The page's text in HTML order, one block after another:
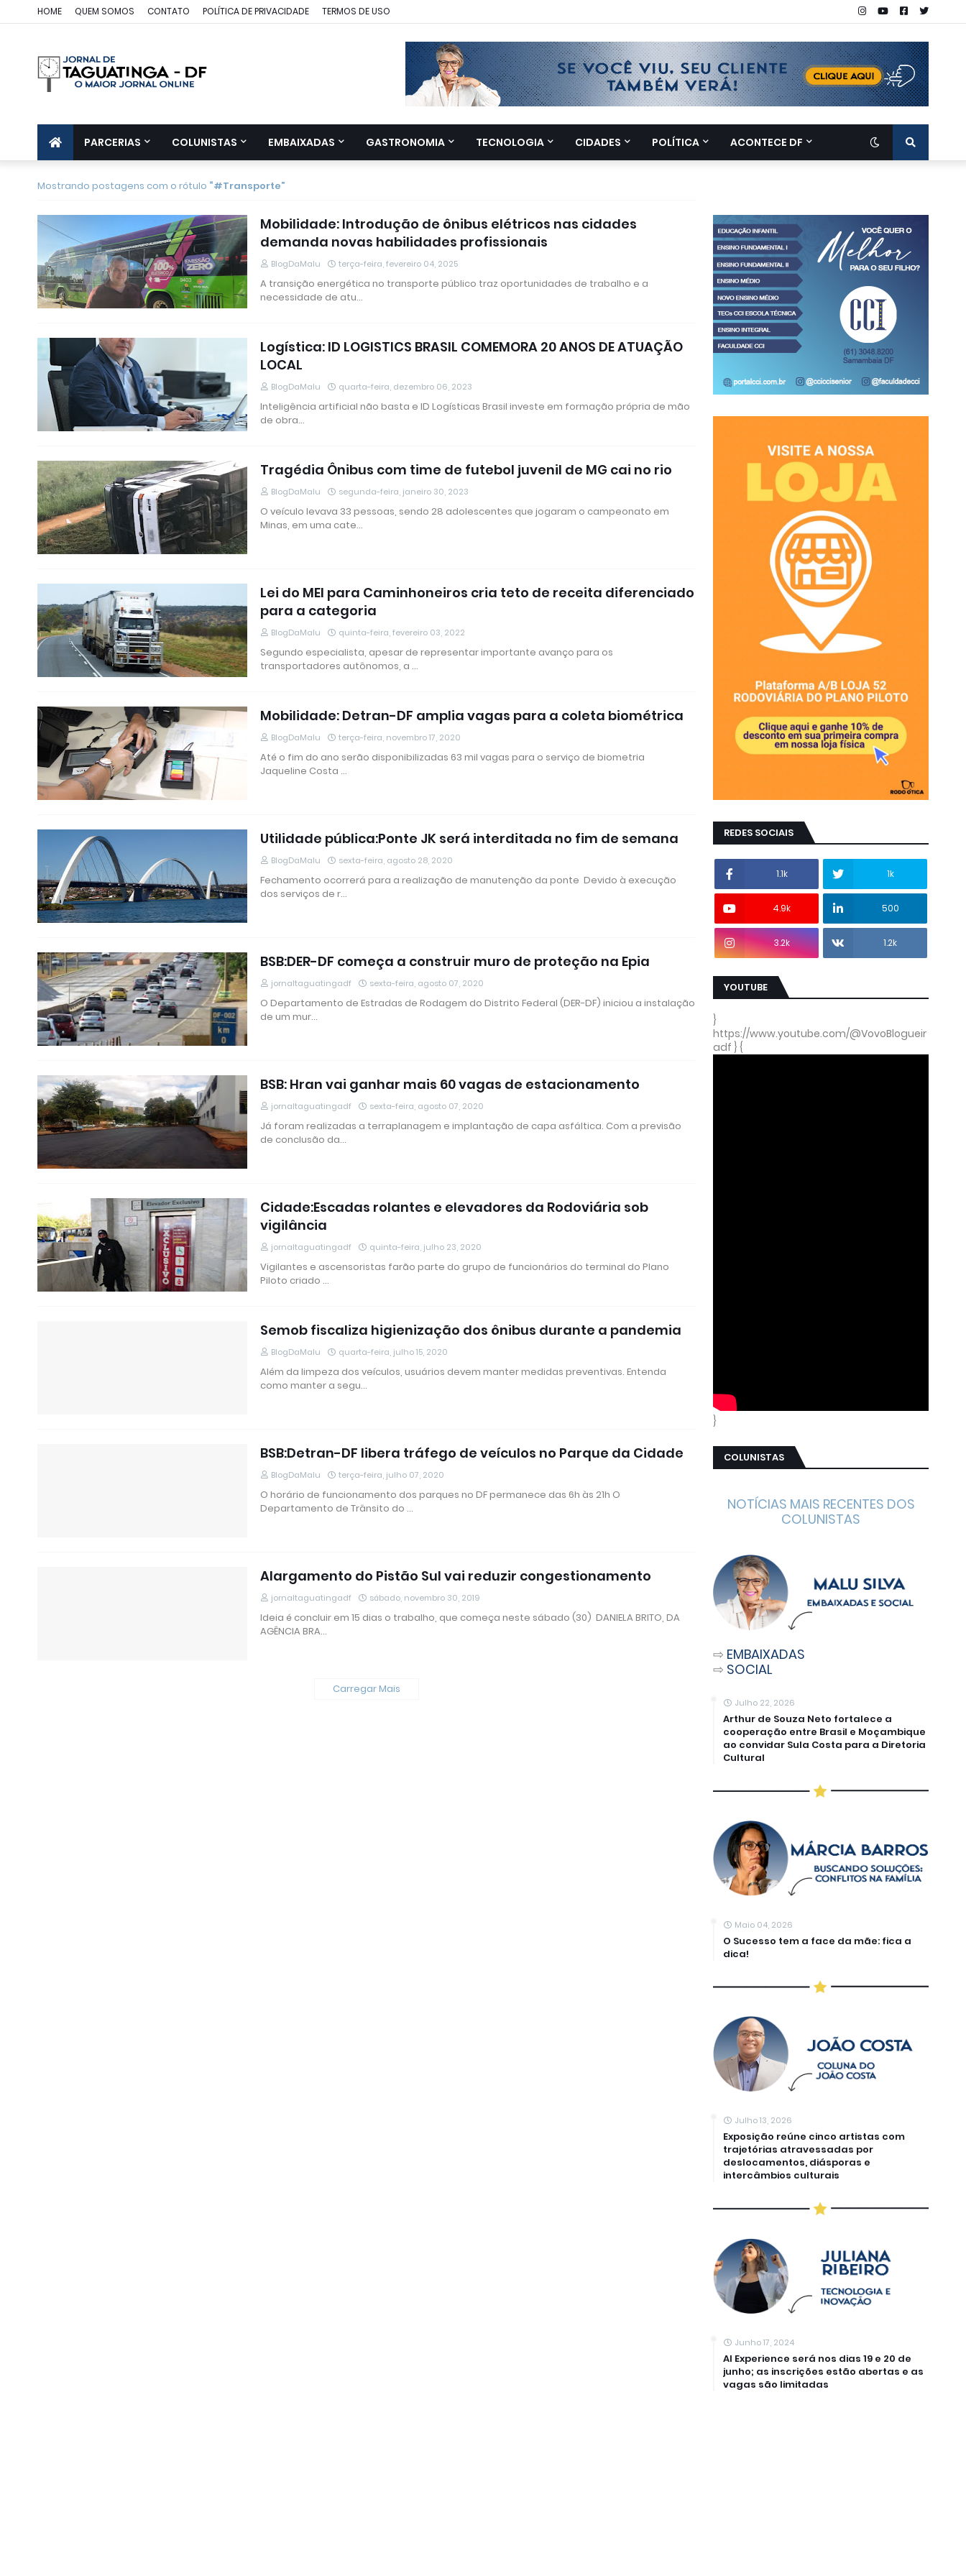
HOME QUEM SOMOS CONTATO POLÍTICA DE PRIVACIDADE TERMOS DE USO
PARCERIAS COLUNISTAS EMBAIXADAS GASTRONOMIA TECNOLOGIA CIDADES POLÍTICA ACONTECE DF
Mostrando postagens com o rótulo #Transporte
Mobilidade: Introdução de ônibus elétricos nas cidades
demanda novas habilidades profissionais
BlogDaMalu terça-feira, fevereiro 04, 2025
A transição energética no transporte público traz oportunidades de trabalho e a
necessidade de atu…
Logística: ID LOGISTICS BRASIL COMEMORA 20 ANOS DE ATUAÇÃO
LOCAL
BlogDaMalu quarta-feira, dezembro 06, 2023
Inteligência artificial não basta e ID Logísticas Brasil investe em formação própria de mão
de obra…
Tragédia Ônibus com time de futebol juvenil de MG cai no rio
BlogDaMalu segunda-feira, janeiro 30, 2023
O veículo levava 33 pessoas, sendo 28 adolescentes que jogaram o campeonato em
Minas, em uma cate…
Lei do MEI para Caminhoneiros cria teto de receita diferenciado
para a categoria
BlogDaMalu quinta-feira, fevereiro 03, 2022
Segundo especialista, apesar de representar importante avanço para os
transportadores autônomos, a …
Mobilidade: Detran-DF amplia vagas para a coleta biométrica
BlogDaMalu terça-feira, novembro 17, 2020
Até o fim do ano serão disponibilizadas 63 mil vagas para o serviço de biometria
Jaqueline Costa …
Utilidade pública:Ponte JK será interditada no fim de semana
BlogDaMalu sexta-feira, agosto 28, 2020
Fechamento ocorrerá para a realização de manutenção da ponte Devido à execução
dos serviços de r…
BSB:DER-DF começa a construir muro de proteção na Epia
jornaltaguatingadf sexta-feira, agosto 07, 2020
O Departamento de Estradas de Rodagem do Distrito Federal (DER-DF) iniciou a instalação
de um mur…
BSB: Hran vai ganhar mais 60 vagas de estacionamento
jornaltaguatingadf sexta-feira, agosto 07, 2020
Já foram realizadas a terraplanagem e implantação de capa asfáltica. Com a previsão
de conclusão da…
Cidade:Escadas rolantes e elevadores da Rodoviária sob
vigilância
jornaltaguatingadf quinta-feira, julho 23, 2020
Vigilantes e ascensoristas farão parte do grupo de funcionários do terminal do Plano
Piloto criado …
Semob fiscaliza higienização dos ônibus durante a pandemia
BlogDaMalu quarta-feira, julho 15, 2020
Além da limpeza dos veículos, usuários devem manter medidas preventivas. Entenda
como manter a segu…
BSB:Detran-DF libera tráfego de veículos no Parque da Cidade
BlogDaMalu terça-feira, julho 07, 2020
O horário de funcionamento dos parques no DF permanece das 6h às 21h O
Departamento de Trânsito do …
Alargamento do Pistão Sul vai reduzir congestionamento
jornaltaguatingadf sábado, novembro 30, 2019
Ideia é concluir em 15 dias o trabalho, que começa neste sábado (30) DANIELA BRITO, DA
AGÊNCIA BRA…
Carregar Mais
REDES SOCIAIS
1.1k 1k
4.9k 500
3.2k 1.2k
YOUTUBE
}
https://www.youtube.com/@VovoBlogueir
adf } {
}
COLUNISTAS
NOTÍCIAS MAIS RECENTES DOS
COLUNISTAS
⇨ EMBAIXADAS
⇨ SOCIAL
Julho 22, 2026
Arthur de Souza Neto fortalece a
cooperação entre Brasil e Moçambique
ao convidar Sula Costa para a Diretoria
Cultural
Maio 04, 2026
O Sucesso tem a face da mãe: fica a
dica!
Julho 13, 2026
Exposição reúne cinco artistas com
trajetórias atravessadas por
deslocamentos, diásporas e
intercâmbios culturais
Junho 17, 2024
AI Experience será nos dias 19 e 20 de
junho; as inscrições estão abertas e as
vagas são limitadas